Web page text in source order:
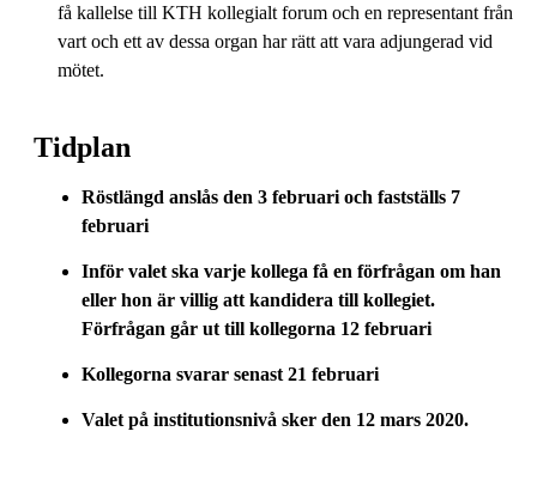
få kallelse till KTH kollegialt forum och en representant från
vart och ett av dessa organ har rätt att vara adjungerad vid
mötet.
Tidplan
Röstlängd anslås den 3 februari och fastställs 7
februari
Inför valet ska varje kollega få en förfrågan om han
eller hon är villig att kandidera till kollegiet.
Förfrågan går ut till kollegorna 12 februari
Kollegorna svarar senast 21 februari
Valet på institutionsnivå sker den 12 mars 2020.